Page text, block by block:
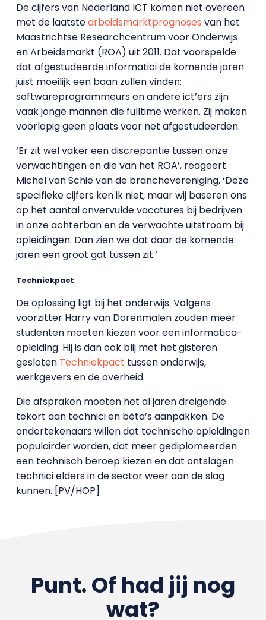
De cijfers van Nederland ICT komen niet overeen
met de laatstearbeidsmarktprognoses van het
Maastrichtse Researchcentrum voor Onderwijs
en Arbeidsmarkt (ROA) uit 2011. Dat voorspelde
dat afgestudeerde informatici de komende jaren
juist moeilijk een baan zullen vinden:
softwareprogrammeurs en andere ict’ers zijn
vaak jonge mannen die fulltime werken. Zij maken
voorlopig geen plaats voor net afgestudeerden.
‘Er zit wel vaker een discrepantie tussen onze
verwachtingen en die van het ROA’, reageert
Michel van Schie van de branchevereniging. ‘Deze
specifieke cijfers ken ik niet, maar wij baseren ons
op het aantal onvervulde vacatures bij bedrijven
in onze achterban en de verwachte uitstroom bij
opleidingen. Dan zien we dat daar de komende
jaren een groot gat tussen zit.’
Techniekpact
De oplossing ligt bij het onderwijs. Volgens
voorzitter Harry van Dorenmalen zouden meer
studenten moeten kiezen voor een informatica-
opleiding. Hij is dan ook blij met het gisteren
gesloten Techniekpact tussen onderwijs,
werkgevers en de overheid.
Die afspraken moeten het al jaren dreigende
tekort aan technici en bèta’s aanpakken. De
ondertekenaars willen dat technische opleidingen
populairder worden, dat meer gediplomeerden
een technisch beroep kiezen en dat ontslagen
technici elders in de sector weer aan de slag
kunnen. [PV/HOP]
Punt. Of had jij nog
wat?